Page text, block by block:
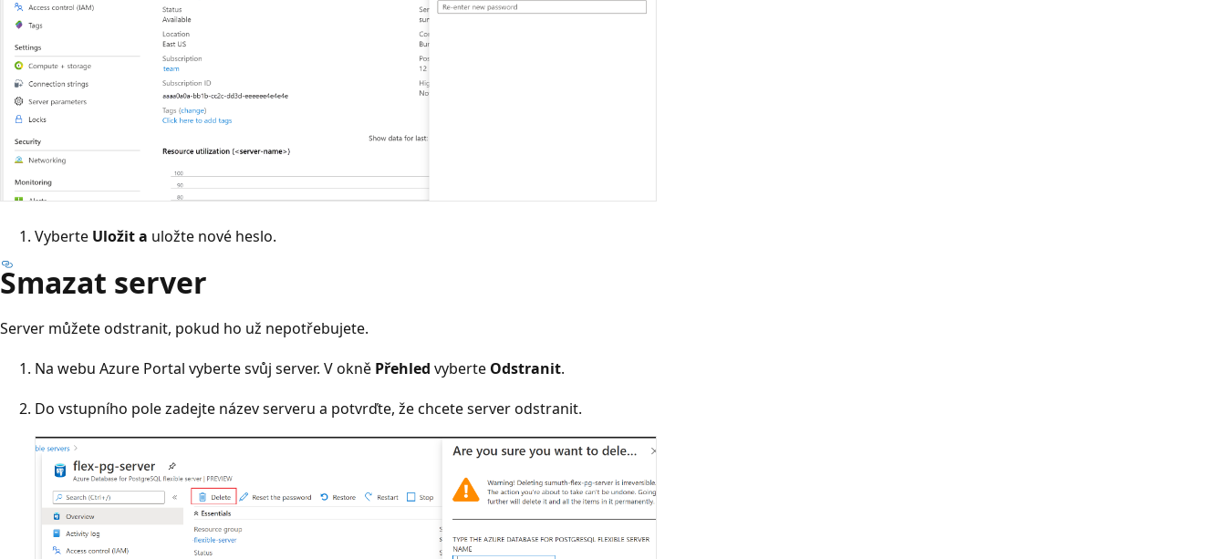
Vyberte Uložit a uložte nové heslo.
Smazat server
Server můžete odstranit, pokud ho už nepotřebujete.
Na webu Azure Portal vyberte svůj server. V okně Přehled vyberte Odstranit.
Do vstupního pole zadejte název serveru a potvrďte, že chcete server odstranit.